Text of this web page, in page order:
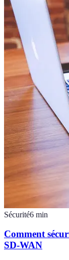
Sécurité6 min
Comment
SD-WAN